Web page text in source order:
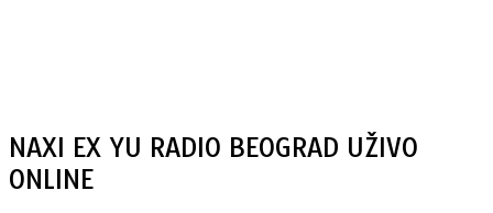
NAXI EX YU RADIO BEOGRAD UŽIVO
ONLINE